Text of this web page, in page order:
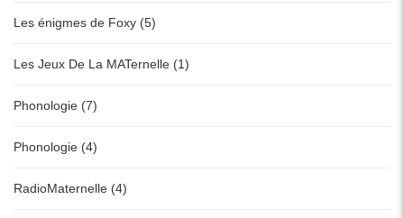
Les énigmes de Foxy (5)
Les Jeux De La MATernelle (1)
Phonologie (7)
Phonologie (4)
RadioMaternelle (4)